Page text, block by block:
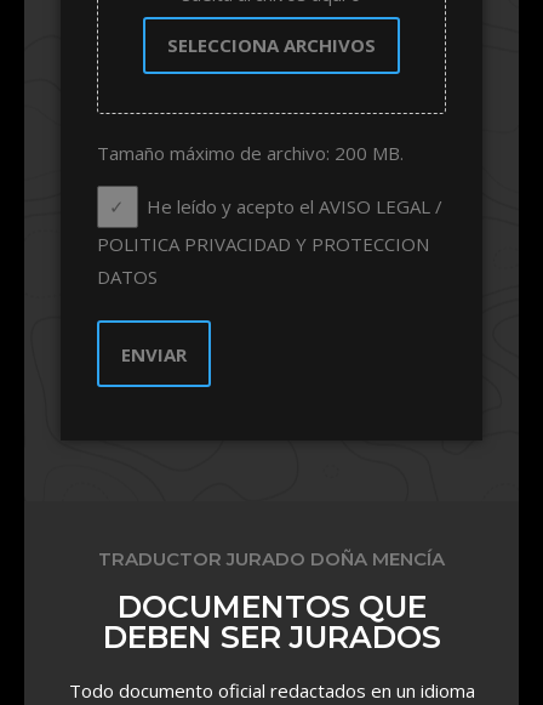
SELECCIONA ARCHIVOS
Tamaño máximo de archivo: 200 MB.
He leído y acepto el AVISO LEGAL /
POLITICA PRIVACIDAD Y PROTECCION
DATOS
TRADUCTOR JURADO DOÑA MENCÍA
DOCUMENTOS QUE
DEBEN SER JURADOS
Todo documento oficial redactados en un idioma